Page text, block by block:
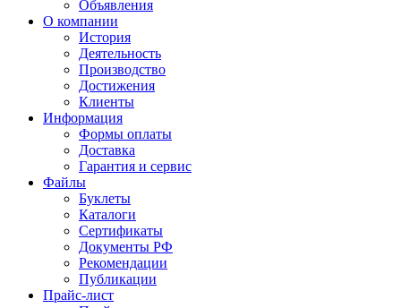
Объявления
О компании
История
Деятельность
Производство
Достижения
Клиенты
Информация
Формы оплаты
Доставка
Гарантия и сервис
Файлы
Буклеты
Каталоги
Сертификаты
Документы РФ
Рекомендации
Публикации
Прайс-лист